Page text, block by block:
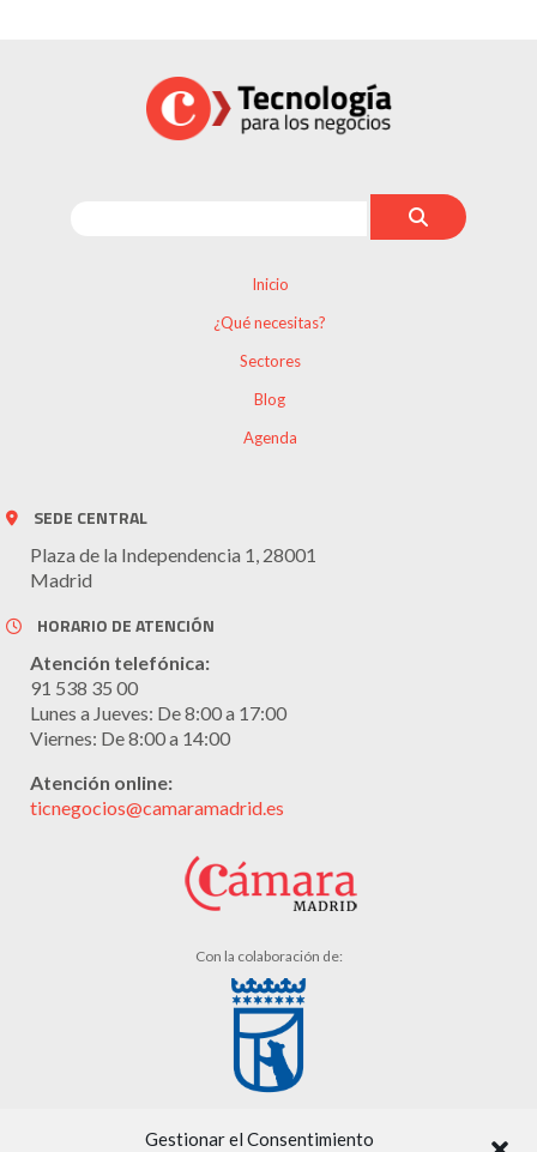
Gestionar el Consentimiento
Inicio
¿Qué necesitas?
Sectores
Blog
Agenda
SEDE CENTRAL
Plaza de la Independencia 1, 28001
Madrid
HORARIO DE ATENCIÓN
Atención telefónica:
91 538 35 00
Lunes a Jueves: De 8:00 a 17:00
Viernes: De 8:00 a 14:00
Atención online:
ticnegocios@camaramadrid.es
Con la colaboración de: